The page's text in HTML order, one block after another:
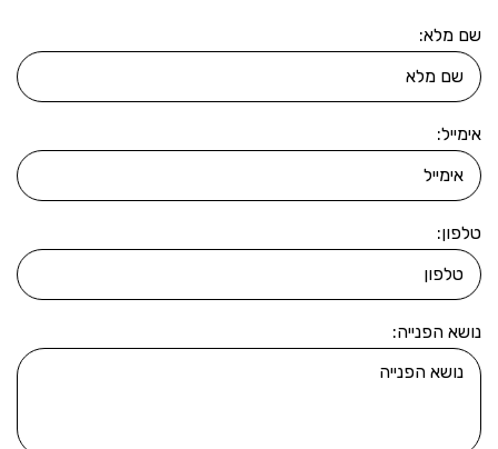
שם מלא:
אימייל:
טלפון:
נושא הפנייה: